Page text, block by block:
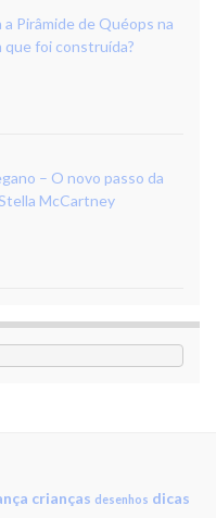
a Pirâmide de Quéops na
que foi construída?
– O novo passo da
McCartney
crianças desenhos dicas